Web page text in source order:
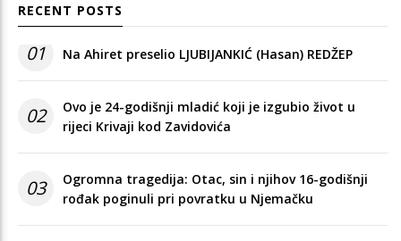
RECENT POSTS
01 Na Ahiret preselio LJUBIJANKIĆ (Hasan) REDŽEP
02
Ovo je 24-godišnji mladić koji je izgubio život u
rijeci Krivaji kod Zavidovića
03
Ogromna tragedija: Otac, sin i njihov 16-godišnji
rođak poginuli pri povratku u Njemačku